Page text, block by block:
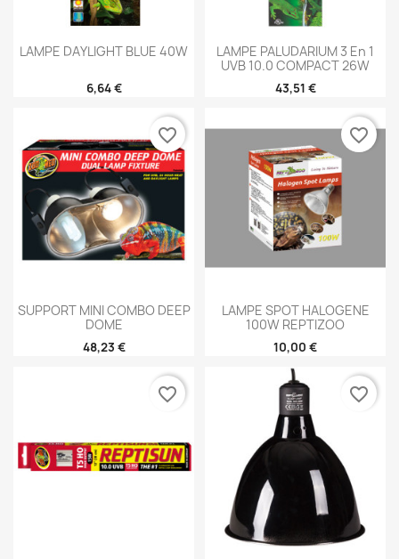
LAMPE DAYLIGHT BLUE 40W
6,64 €
LAMPE PALUDARIUM 3 En 1
UVB 10.0 COMPACT 26W
43,51 €
SUPPORT MINI COMBO DEEP
DOME
48,23 €
favorite_border
LAMPE SPOT HALOGENE
100W REPTIZOO
10,00 €
favorite_border
favorite_border favorite_border